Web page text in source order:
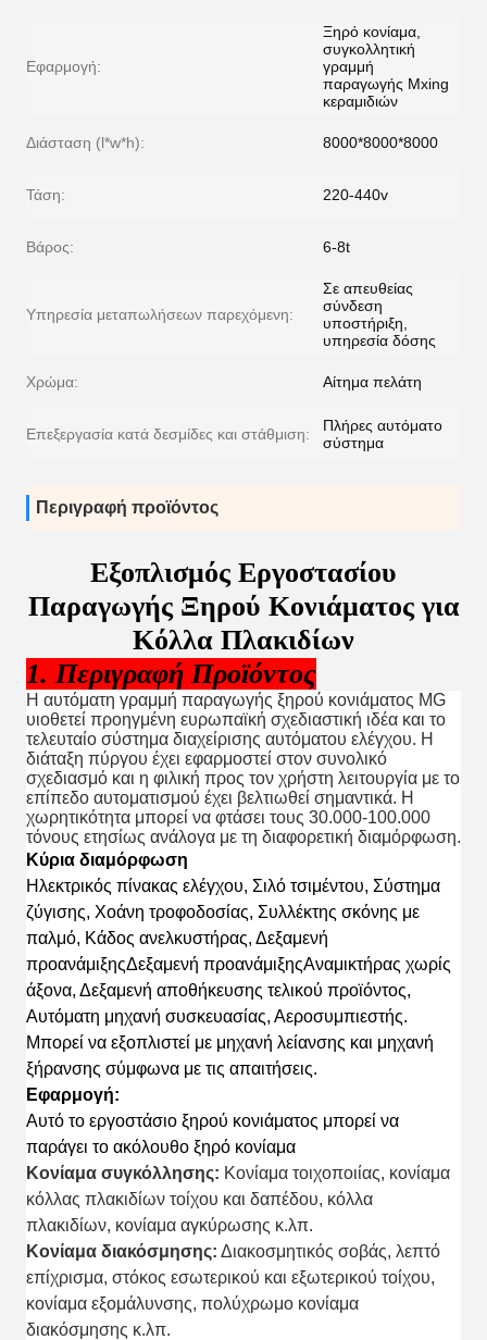
Εφαρμογή:
Ξηρό κονίαμα,
συγκολλητική
γραμμή
παραγωγής Mxing
κεραμιδιών
Διάσταση (l*w*h): 8000*8000*8000
Τάση: 220-440v
Βάρος: 6-8t
Υπηρεσία μεταπωλήσεων παρεχόμενη:
Σε απευθείας
σύνδεση
υποστήριξη,
υπηρεσία δόσης
Χρώμα: Αίτημα πελάτη
Επεξεργασία κατά δεσμίδες και στάθμιση:
Πλήρες αυτόματο
σύστημα
Περιγραφή προϊόντος
Εξοπλισμός Εργοστασίου
Παραγωγής Ξηρού Κονιάματος για
Κόλλα Πλακιδίων
1. Περιγραφή Προϊόντος
Η αυτόματη γραμμή παραγωγής ξηρού κονιάματος MG
υιοθετεί προηγμένη ευρωπαϊκή σχεδιαστική ιδέα και το
τελευταίο σύστημα διαχείρισης αυτόματου ελέγχου. Η
διάταξη πύργου έχει εφαρμοστεί στον συνολικό
σχεδιασμό και η φιλική προς τον χρήστη λειτουργία με το
επίπεδο αυτοματισμού έχει βελτιωθεί σημαντικά. Η
χωρητικότητα μπορεί να φτάσει τους 30.000-100.000
τόνους ετησίως ανάλογα με τη διαφορετική διαμόρφωση.
Κύρια διαμόρφωση
Ηλεκτρικός πίνακας ελέγχου, Σιλό τσιμέντου, Σύστημα
ζύγισης, Χοάνη τροφοδοσίας, Συλλέκτης σκόνης με
παλμό, Κάδος ανελκυστήρας, Δεξαμενή
προανάμιξηςΔεξαμενή προανάμιξηςΑναμικτήρας χωρίς
άξονα, Δεξαμενή αποθήκευσης τελικού προϊόντος,
Αυτόματη μηχανή συσκευασίας, Αεροσυμπιεστής.
Μπορεί να εξοπλιστεί με μηχανή λείανσης και μηχανή
ξήρανσης σύμφωνα με τις απαιτήσεις.
Εφαρμογή:
Αυτό το εργοστάσιο ξηρού κονιάματος μπορεί να
παράγει το ακόλουθο ξηρό κονίαμα
Κονίαμα συγκόλλησης: Κονίαμα τοιχοποιίας, κονίαμα
κόλλας πλακιδίων τοίχου και δαπέδου, κόλλα
πλακιδίων, κονίαμα αγκύρωσης κ.λπ.
Κονίαμα διακόσμησης: Διακοσμητικός σοβάς, λεπτό
επίχρισμα, στόκος εσωτερικού και εξωτερικού τοίχου,
κονίαμα εξομάλυνσης, πολύχρωμο κονίαμα
διακόσμησης κ.λπ.